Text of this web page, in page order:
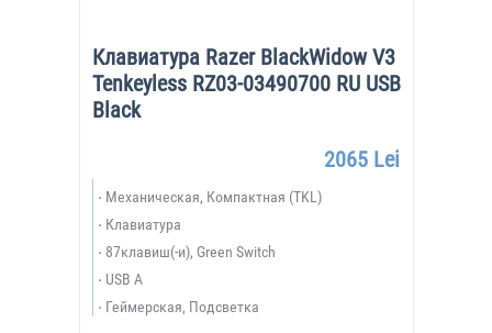
Клавиатура Razer BlackWidow V3
Tenkeyless RZ03-03490700 RU USB
Black
2065 Lei
Механическая, Компактная (TKL)
Клавиатура
87клавиш(-и), Green Switch
USB A
Геймерская, Подсветка